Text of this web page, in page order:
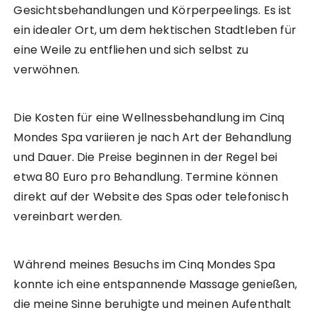
Gesichtsbehandlungen und Körperpeelings. Es ist
ein idealer Ort, um dem hektischen Stadtleben für
eine Weile zu entfliehen und sich selbst zu
verwöhnen.
Die Kosten für eine Wellnessbehandlung im Cinq
Mondes Spa variieren je nach Art der Behandlung
und Dauer. Die Preise beginnen in der Regel bei
etwa 80 Euro pro Behandlung. Termine können
direkt auf der Website des Spas oder telefonisch
vereinbart werden.
Während meines Besuchs im Cinq Mondes Spa
konnte ich eine entspannende Massage genießen,
die meine Sinne beruhigte und meinen Aufenthalt